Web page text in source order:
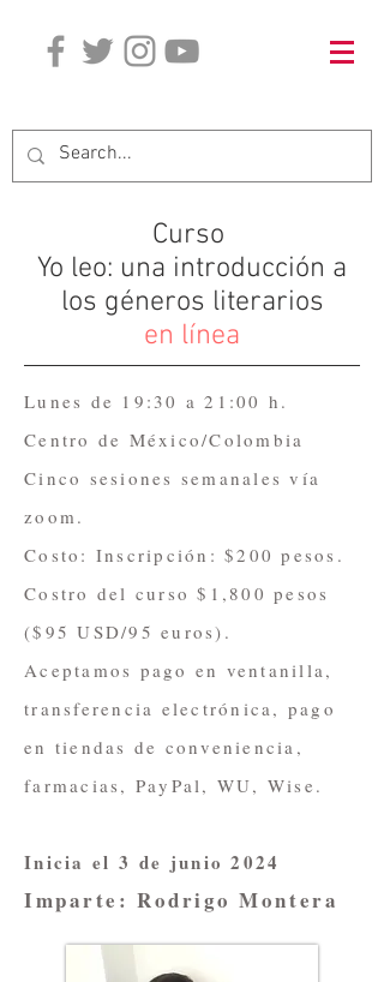
Curso
Yo leo: una introducción a
los géneros literarios
en línea
Lunes de 19:30 a 21:00 h.
Centro de México/Colombia
Cinco sesiones semanales vía
zoom.
Costo: Inscripción: $200 pesos.
Costro del curso $1,800 pesos
($95 USD/95 euros).
Aceptamos pago en ventanilla,
transferencia electrónica, pago
en tiendas de conveniencia,
farmacias, PayPal, WU, Wise.
Inicia el 3 de junio 2024
Imparte: Rodrigo Montera